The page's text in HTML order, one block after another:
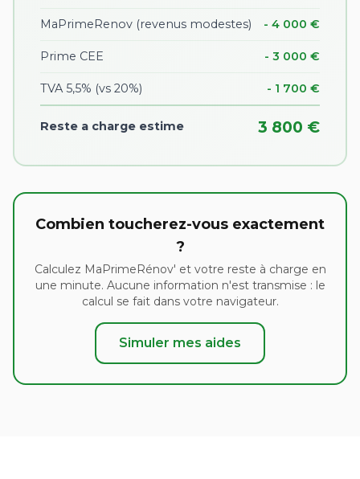
MaPrimeRenov (revenus modestes) - 4 000 €
Prime CEE - 3 000 €
TVA 5,5% (vs 20%) - 1 700 €
Reste a charge estime 3 800 €
Combien toucherez-vous exactement
?
Calculez MaPrimeRénov' et votre reste à charge en
une minute. Aucune information n'est transmise : le
calcul se fait dans votre navigateur.
Simuler mes aides